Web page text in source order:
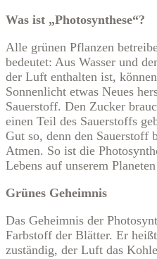
Was ist „Photosynthese“?
Alle grünen Pflanzen
bedeutet: Aus Wasser und
der Luft enthalten ist,
Sonnenlicht etwas Neues
Sauerstoff. Den Zucker
einen Teil des Sauerstoffs
Gut so, denn den Sauerstoff
Atmen. So ist die
Lebens auf unserem
Grünes Geheimnis
Das Geheimnis der
Farbstoff der Blätter. Er
zuständig, der Luft das